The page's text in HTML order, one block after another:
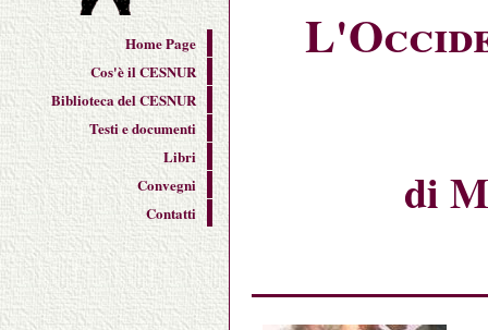
di
Home Page
Cos'è il CESNUR
Biblioteca del CESNUR
Testi e documenti
Libri
Convegni
Contatti